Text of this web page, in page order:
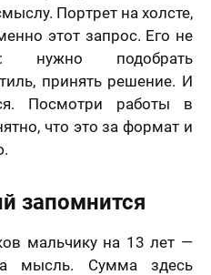
Портрет на холсте,
этот запрос. Его не
нужно подобрать
принять решение. И
Посмотри работы в
что это за формат и
запомнится
мальчику на 13 лет —
мысль. Сумма здесь